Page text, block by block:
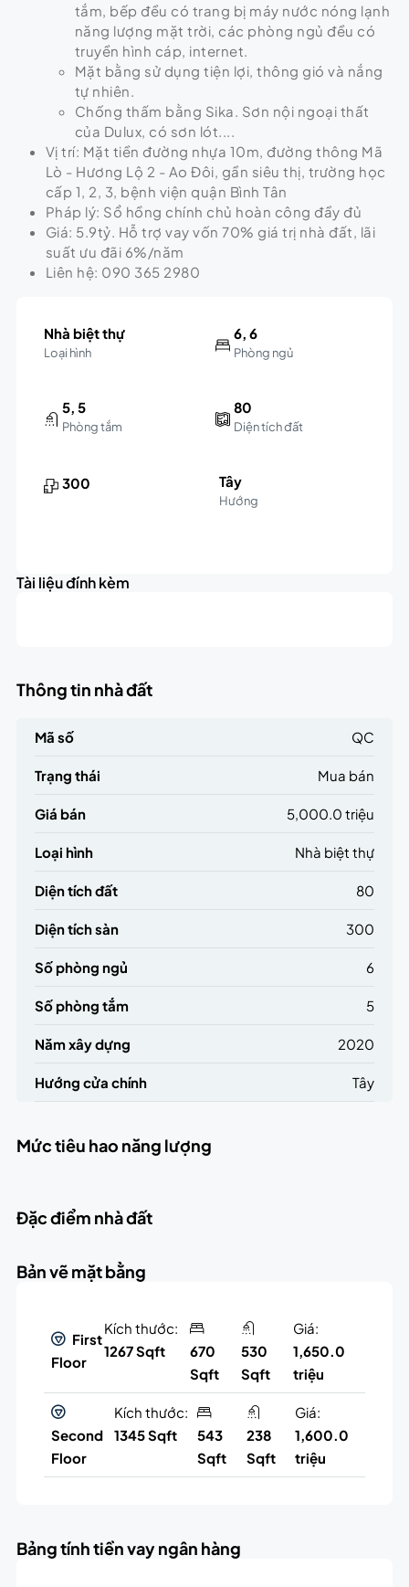
tắm, bếp đều có trang bị máy nước nóng lạnh
năng lượng mặt trời, các phòng ngủ đều có
truyền hình cáp, internet.
Mặt bằng sử dụng tiện lợi, thông gió và nắng
tự nhiên.
Chống thấm bằng Sika. Sơn nội ngoại thất
của Dulux, có sơn lót....
Vị trí: Mặt tiền đường nhựa 10m, đường thông Mã
Lò - Hương Lộ 2 - Ao Đôi, gần siêu thị, trường học
cấp 1, 2, 3, bệnh viện quận Bình Tân
Pháp lý: Sổ hồng chính chủ hoàn công đầy đủ
Giá: 5.9tỷ. Hỗ trợ vay vốn 70% giá trị nhà đất, lãi
suất ưu đãi 6%/năm
Liên hệ: 090 365 2980
Nhà biệt thự
Loại hình
6, 6
Phòng ngủ
5, 5
Phòng tắm
80
Diện tích đất
300 Tây
Hướng
Tài liệu đính kèm
Thông tin nhà đất
Mã số QC
Trạng thái Mua bán
Giá bán 5,000.0 triệu
Loại hình Nhà biệt thự
Diện tích đất 80
Diện tích sàn 300
Số phòng ngủ 6
Số phòng tắm 5
Năm xây dựng 2020
Hướng cửa chính Tây
Mức tiêu hao năng lượng
Đặc điểm nhà đất
Bản vẽ mặt bằng
First
Floor
Kích thước:
1267 Sqft
670
Sqft
530
Sqft
Giá:
1,650.0
triệu
Second
Floor
Kích thước:
1345 Sqft
543
Sqft
238
Sqft
Giá:
1,600.0
triệu
Bảng tính tiền vay ngân hàng